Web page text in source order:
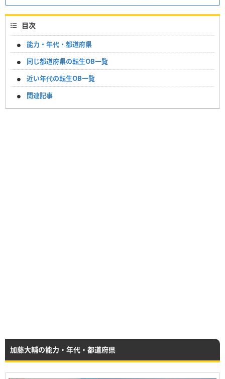
目次
能力・年代・都道府県
同じ都道府県の転生OB一覧
近い年代の転生OB一覧
関連記事
加藤大輔の能力・年代・都道府県